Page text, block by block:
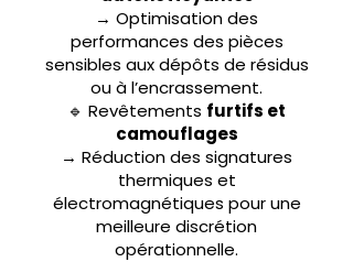
→ Optimisation des
performances des pièces
sensibles aux dépôts de résidus
ou à l’encrassement.
🔹 Revêtements furtifs et
camouflages
→ Réduction des signatures
thermiques et
électromagnétiques pour une
meilleure discrétion
opérationnelle.